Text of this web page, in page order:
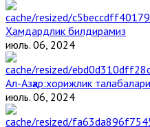
Ҳамдардлик билдирамиз
июль. 06, 2024
Aл-Aзҳар:хорижлик
июль. 06, 2024